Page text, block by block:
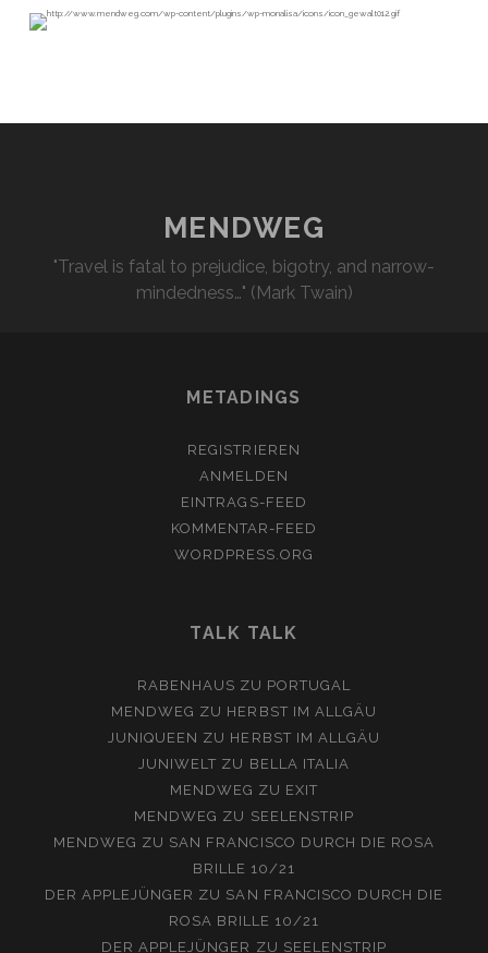
MENDWEG
"Travel is fatal to prejudice, bigotry, and narrow-
mindedness…" (Mark Twain)
METADINGS
REGISTRIEREN
ANMELDEN
EINTRAGS-FEED
KOMMENTAR-FEED
WORDPRESS.ORG
TALK TALK
RABENHAUS ZU PORTUGAL
MENDWEG ZU HERBST IM ALLGÄU
JUNIQUEEN ZU HERBST IM ALLGÄU
JUNIWELT ZU BELLA ITALIA
MENDWEG ZU EXIT
MENDWEG ZU SEELENSTRIP
MENDWEG ZU SAN FRANCISCO DURCH DIE ROSA
BRILLE 10/21
DER APPLEJÜNGER ZU SAN FRANCISCO DURCH DIE
ROSA BRILLE 10/21
DER APPLEJÜNGER ZU SEELENSTRIP